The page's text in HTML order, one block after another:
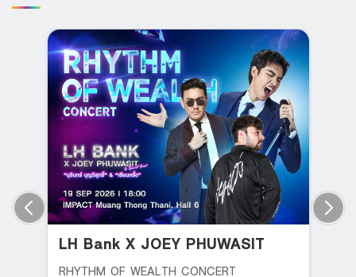
LH Bank X JOEY PHUWASIT
RHYTHM OF WEALTH CONCERT